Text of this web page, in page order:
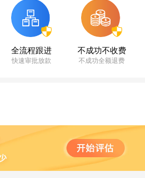
全流程跟进
快速审批放款
不成功不收费
不成功全额退费